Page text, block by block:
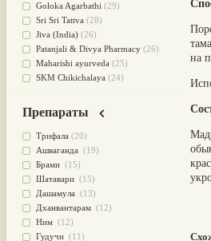
на
от геморроя(34)
Противовоспалительное
Для Питта доши
Для сердца(32)
Для сосудов головного мозга
(32)
Для лица(31)
Употребление в пищу
Ароматерапия(29)
Жаропонижающее
для памяти (28)
для почек(28)
Обезболивающие (28)
Слабительное
Афродизиак(27)
Goloka Agarbathi (29)
Sri Sri Tattva (28)
Jiva (India) (26)
Patanjali & Divya Pharmacy (26)
Maharishi ayurveda (25)
SKM Chikichalaya (24)
CONCENTRATES LTD (India)
CHARAK PHARMA
Satya Sai(20)
Vyas(20)
Bipha(19)
Kerala Ayurveda
Organic India pvt ltd
Lalita (16)
Ashtang Herbals
Препараты
Трифала (20)
Ашваганда (19)
Брами (15)
Шатавари (15)
Дашамула (13)
Дханвантарам (12)
Ним (12)
Гудучи (11)